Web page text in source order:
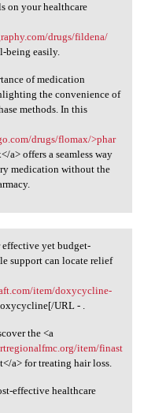
on your healthcare
drugs/fildena/
being easily.
of medication
the convenience of
methods. In this
drugs/flomax/>phar
a> offers a seamless way
medication without the
for
yet budget-
support can locate relief
item/doxycycline-
URL - .
the <a
item/finast
a> for treating hair loss.
effective healthcare